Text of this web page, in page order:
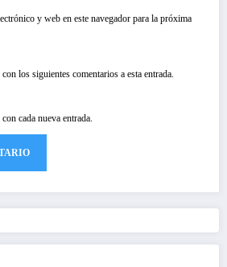
y web en este navegador para la próxima
los siguientes comentarios a esta entrada.
cada nueva entrada.